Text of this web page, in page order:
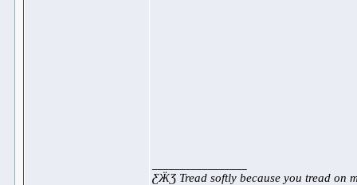
ƸӜƷ Tread softly because you tread on